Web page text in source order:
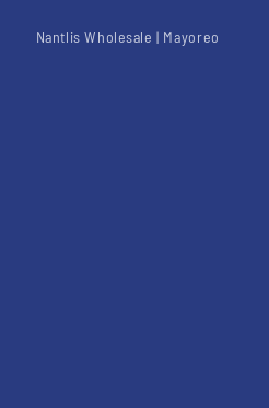
Nantlis Wholesale | Mayoreo